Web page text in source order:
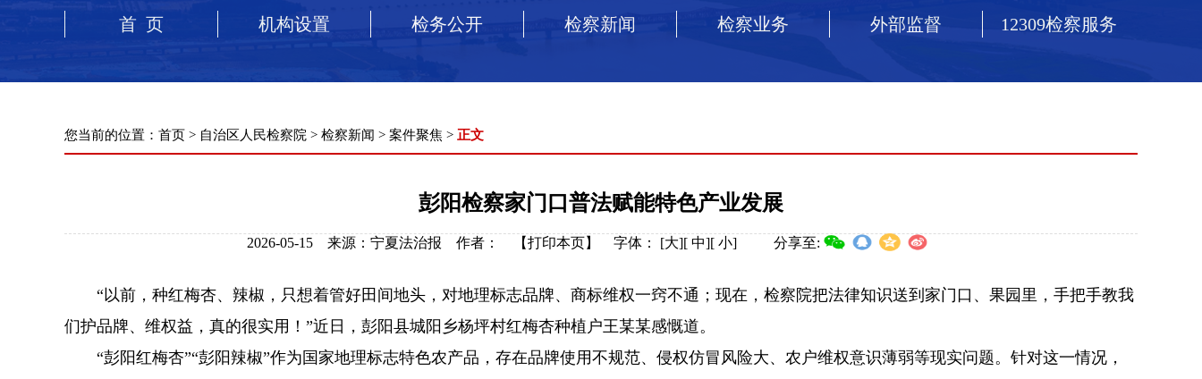
首 页 机构设置 检务公开 检察新闻 检察业务 外部监督 12309检察服务
您当前的位置： 首页 > 自治区人民检察院 > 检察新闻 > 案件聚焦 > 正文
彭阳检察家门口普法赋能特色产业发展
2026-05-15 来源：宁夏法治报 作者： 【打印本页】 字体： [大][ 中][ 小] 分享至:
“以前，种红梅杏、辣椒，只想着管好田间地头，对地理标志品牌、商标维权一窍不通；现在，检察院把法律知识送到家门口、果园里，手把手教我
们护品牌、维权益，真的很实用！”近日，彭阳县城阳乡杨坪村红梅杏种植户王某某感慨道。
“彭阳红梅杏”“彭阳辣椒”作为国家地理标志特色农产品，存在品牌使用不规范、侵权仿冒风险大、农户维权意识薄弱等现实问题。针对这一情况，